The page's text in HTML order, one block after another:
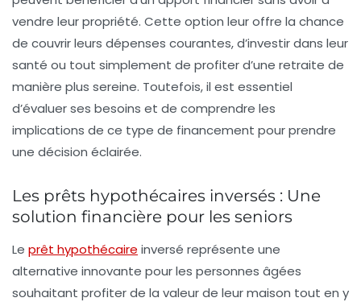
vendre leur propriété. Cette option leur offre la chance
de couvrir leurs dépenses courantes, d’investir dans leur
santé ou tout simplement de profiter d’une retraite de
manière plus sereine. Toutefois, il est essentiel
d’évaluer ses besoins et de comprendre les
implications de ce type de financement pour prendre
une décision éclairée.
Les prêts hypothécaires inversés : Une
solution financière pour les seniors
Le prêt hypothécaire inversé représente une
alternative innovante pour les personnes âgées
souhaitant profiter de la valeur de leur maison tout en y